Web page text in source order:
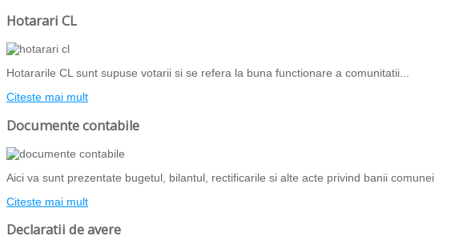
Hotarari CL
Hotararile CL sunt supuse votarii si se refera la buna functionare a comunitatii...
Citeste mai mult
Documente contabile
Aici va sunt prezentate bugetul, bilantul, rectificarile si alte acte privind banii comunei
Citeste mai mult
Declaratii de avere